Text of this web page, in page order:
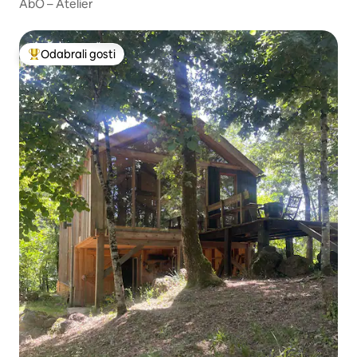
AbO – Atelier
Među najviše rangiranima s oznakom „Odabrali gosti”
Odabrali gosti